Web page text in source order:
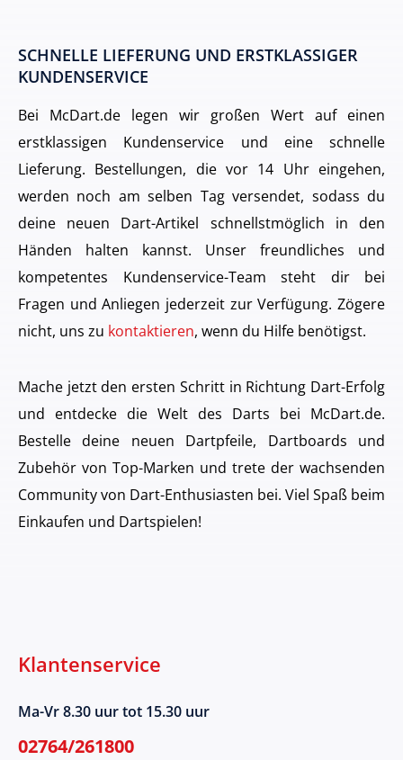
SCHNELLE LIEFERUNG UND ERSTKLASSIGER
KUNDENSERVICE
Bei McDart.de legen wir großen Wert auf einen
erstklassigen Kundenservice und eine schnelle
Lieferung. Bestellungen, die vor 14 Uhr eingehen,
werden noch am selben Tag versendet, sodass du
deine neuen Dart-Artikel schnellstmöglich in den
Händen halten kannst. Unser freundliches und
kompetentes Kundenservice-Team steht dir bei
Fragen und Anliegen jederzeit zur Verfügung. Zögere
nicht, uns zu kontaktieren, wenn du Hilfe benötigst.
Mache jetzt den ersten Schritt in Richtung Dart-Erfolg
und entdecke die Welt des Darts bei McDart.de.
Bestelle deine neuen Dartpfeile, Dartboards und
Zubehör von Top-Marken und trete der wachsenden
Community von Dart-Enthusiasten bei. Viel Spaß beim
Einkaufen und Dartspielen!
Klantenservice
Ma-Vr 8.30 uur tot 15.30 uur
02764/261800